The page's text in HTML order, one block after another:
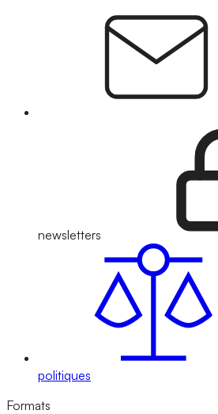
newsletters
politiques
Formats